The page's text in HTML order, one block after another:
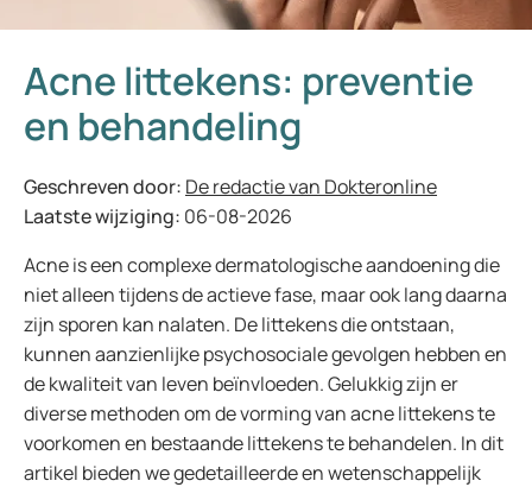
Acne littekens: preventie
en behandeling
Geschreven door: De redactie van Dokteronline
Laatste wijziging: 06-08-2026
Acne is een complexe dermatologische aandoening die
niet alleen tijdens de actieve fase, maar ook lang daarna
zijn sporen kan nalaten. De littekens die ontstaan,
kunnen aanzienlijke psychosociale gevolgen hebben en
de kwaliteit van leven beïnvloeden. Gelukkig zijn er
diverse methoden om de vorming van acne littekens te
voorkomen en bestaande littekens te behandelen. In dit
artikel bieden we gedetailleerde en wetenschappelijk